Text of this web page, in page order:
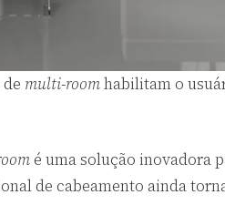
multi-roomhabilitam o
é uma solução inovadora
de cabeamento ainda